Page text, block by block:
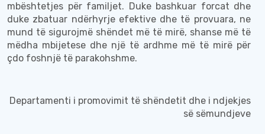
mbështetjes për familjet. Duke bashkuar forcat dhe
duke zbatuar ndërhyrje efektive dhe të provuara, ne
mund të sigurojmë shëndet më të mirë, shanse më të
mëdha mbijetese dhe një të ardhme më të mirë për
çdo foshnjë të parakohshme.
Departamenti i promovimit të shëndetit dhe i ndjekjes
së sëmundjeve